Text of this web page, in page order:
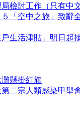
檢討工作（只有中文
「空中之旅」致辭
生活津貼」明日起
懸掛紅旗
二宗人類感染甲型